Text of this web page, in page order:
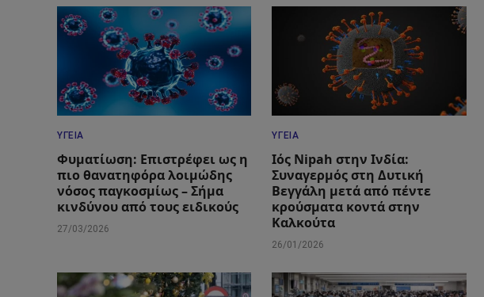
ΥΓΕΊΑ
Φυματίωση: Επιστρέφει ως η
πιο θανατηφόρα λοιμώδης
νόσος παγκοσμίως – Σήμα
κινδύνου από τους ειδικούς
27/03/2026
ΥΓΕΊΑ
Ιός Nipah στην Ινδία:
Συναγερμός στη Δυτική
Βεγγάλη μετά από πέντε
κρούσματα κοντά στην
Καλκούτα
26/01/2026